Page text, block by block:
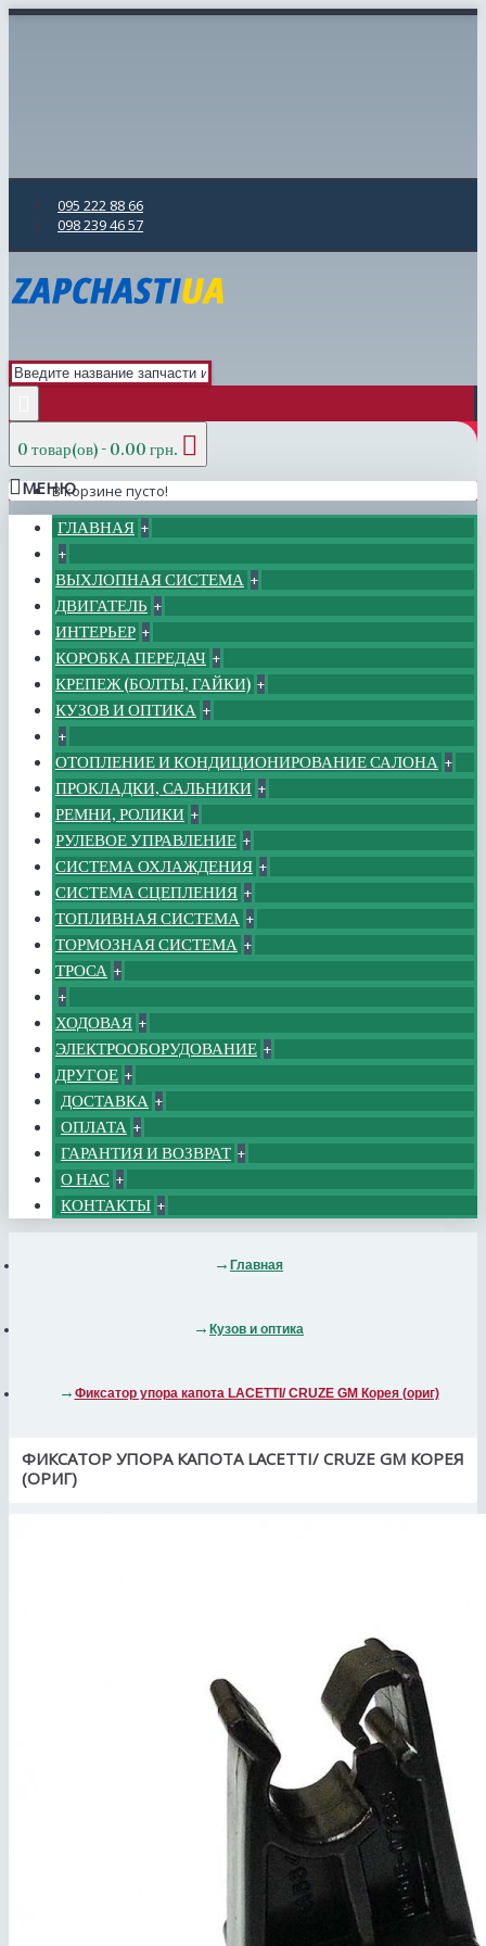
095 222 88 66
098 239 46 57
0 товар(ов) - 0.00 грн.
В корзине пусто!
МЕНЮ
ГЛАВНАЯ +
+
ВЫХЛОПНАЯ СИСТЕМА +
ДВИГАТЕЛЬ +
ИНТЕРЬЕР +
КОРОБКА ПЕРЕДАЧ +
КРЕПЕЖ (БОЛТЫ, ГАЙКИ) +
КУЗОВ И ОПТИКА +
+
ОТОПЛЕНИЕ И КОНДИЦИОНИРОВАНИЕ САЛОНА +
ПРОКЛАДКИ, САЛЬНИКИ +
РЕМНИ, РОЛИКИ +
РУЛЕВОЕ УПРАВЛЕНИЕ +
СИСТЕМА ОХЛАЖДЕНИЯ +
СИСТЕМА СЦЕПЛЕНИЯ +
ТОПЛИВНАЯ СИСТЕМА +
ТОРМОЗНАЯ СИСТЕМА +
ТРОСА +
+
ХОДОВАЯ +
ЭЛЕКТРООБОРУДОВАНИЕ +
ДРУГОЕ +
ДОСТАВКА +
ОПЛАТА +
ГАРАНТИЯ И ВОЗВРАТ +
О НАС +
КОНТАКТЫ +
Главная
Кузов и оптика
Фиксатор упора капота LACETTI/ CRUZE GM Корея (ориг)
ФИКСАТОР УПОРА КАПОТА LACETTI/ CRUZE GM КОРЕЯ
(ОРИГ)